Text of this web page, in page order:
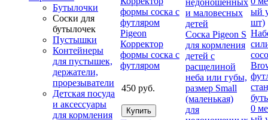
Бутылочки
Соски для
бутылочек
Пустышки
Контейнеры
для пустышек,
держатели,
прорезыватели
Детская посуда
и аксессуары
для кормления
Pigeon
Корректор
формы соска c
футляром
450 руб.
Соска Pigeon S
для кормления
детей с
расщелиной
неба или губы,
размер Small
(маленькая)
для
0